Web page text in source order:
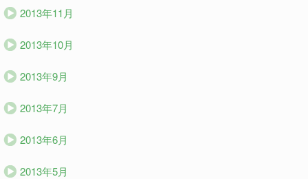
2013年11月
2013年10月
2013年9月
2013年7月
2013年6月
2013年5月